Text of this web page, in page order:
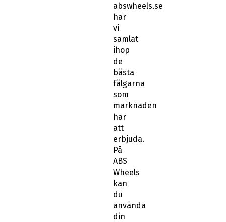
abswheels.se
har
vi
samlat
ihop
de
bästa
fälgarna
som
marknaden
har
att
erbjuda.
På
ABS
Wheels
kan
du
använda
din